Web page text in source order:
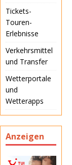
Tickets-
Touren-
Erlebnisse
Verkehrsmittel
und Transfer
Wetterportale
und
Wetterapps
Anzeigen